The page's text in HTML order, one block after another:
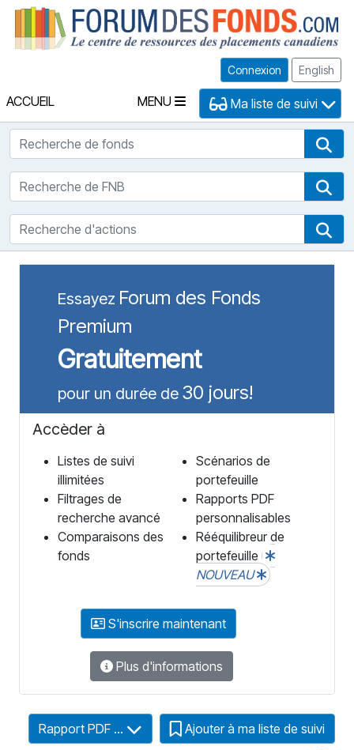
Connexion English
ACCUEIL MENU Ma liste de suivi
Recherche de fonds
Recherche de FNB
Recherche d'actions
Essayez Forum des Fonds
Premium
Gratuitement
pour un durée de 30 jours!
Accèder à
Listes de suivi
illimitées
Filtrages de
recherche avancé
Comparaisons des
fonds
Scénarios de
portefeuille
Rapports PDF
personnalisables
Rééquilibreur de
portefeuille
NOUVEAU
S'inscrire maintenant
Plus d'informations
Rapport PDF ... Ajouter à ma liste de suivi